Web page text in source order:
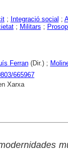
; Integració social ;
; Militars ;
Ferran(Dir.) ;
665967
Xarxa